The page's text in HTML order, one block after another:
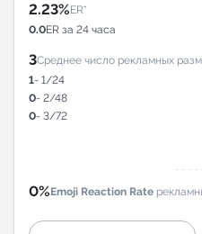
2.23%ER*
0.0ER за 24 часа
3Среднее число рекламных
1- 1/24
0- 2/48
0- 3/72
0%Emoji Reaction Rate